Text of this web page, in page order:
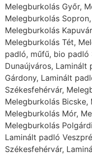
Melegburkolás Győr,
Melegburkolás
Melegburkolás
Melegburkolás Tét,
padló, műfű, bio padló
Dunaújváros, Laminált
Gárdony, Laminált
Székesfehérvár,
Melegburkolás Bicske,
Melegburkolás Mór,
Melegburkolás
Laminált padló
Székesfehérvár,